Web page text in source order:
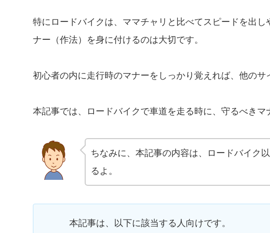
特にロードバイクは、ママチャリと比べてスピードを出
ナー（作法）を身に付けるのは大切です。
初心者の内に走行時のマナーをしっかり覚えれば、他のサ
本記事では、ロードバイクで車道を走る時に、守るべきマ
ちなみに、本記事の内容は、ロードバイク
るよ。
本記事は、以下に該当する人向けです。